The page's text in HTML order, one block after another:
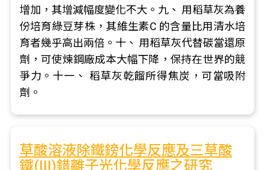
增加，其增減幅度變化不大。九、 用稻草灰為養
份培育綠豆芽株，其維生素C 的含量比用清水培
育者幾乎高出兩倍。十、 用稻草灰代替碳當還原
劑，可使煉鋼廠成本大幅下降，保持在世界的競
爭力。十一、 稻草灰乾餾所得焦炭，可當吸附
劑。
草酸溶液除鐵鎊化學反應及三草酸
鐵(III)錯離子光化學反應之研究